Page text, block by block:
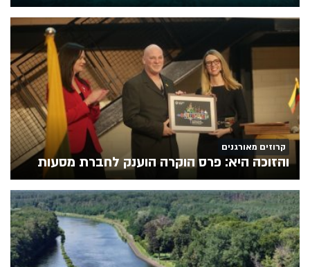
קרוזים מאורגנים
והזוכה היא: פרס הוקרה הוענק לחברת מסעות